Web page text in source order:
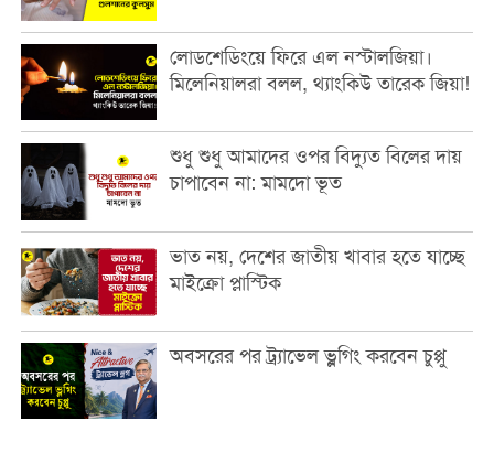
লোডশেডিংয়ে ফিরে এল নস্টালজিয়া।
মিলেনিয়ালরা বলল, থ্যাংকিউ তারেক জিয়া!
শুধু শুধু আমাদের ওপর বিদ্যুত বিলের দায়
চাপাবেন না: মামদো ভূত
ভাত নয়, দেশের জাতীয় খাবার হতে যাচ্ছে
মাইক্রো প্লাস্টিক
অবসরের পর ট্র্যাভেল ভ্লগিং করবেন চুপ্পু